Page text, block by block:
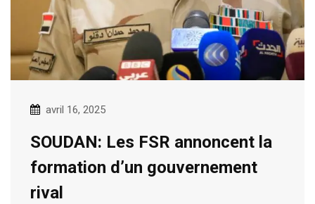
avril 16, 2025
SOUDAN: Les FSR annoncent la
formation d’un gouvernement
rival